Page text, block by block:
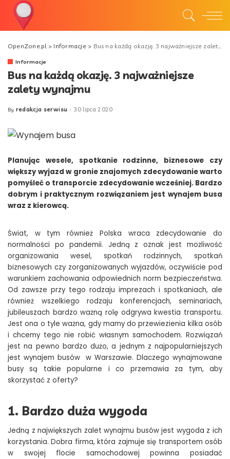
OpenZone.pl> Informacje> Bus na każdą okazję. 3 najważniejsze zalety wynajmu
Informacje
Bus na każdą okazję. 3 najważniejsze
zalety wynajmu
Posted
By redakcja serwisu 30 lipca 2020
Planując wesele, spotkanie rodzinne, biznesowe czy
większy wyjazd w gronie znajomych zdecydowanie warto
pomyśleć o transporcie zdecydowanie wcześniej. Bardzo
dobrym i praktycznym rozwiązaniem jest wynajem busa
wraz z kierowcą.
Świat, w tym również Polska wraca zdecydowanie do
normalności po pandemii. Jedną z oznak jest możliwość
organizowania wesel, spotkań rodzinnych, spotkań
biznesowych czy zorganizowanych wyjazdów, oczywiście pod
warunkiem zachowania odpowiednich norm bezpieczeństwa.
Od zawsze przy tego rodzaju imprezach i spotkaniach, ale
również wszelkiego rodzaju konferencjach, seminariach,
jubileuszach bardzo ważną rolę odgrywa kwestia transportu.
Jest ona o tyle ważna, gdy mamy do przewiezienia kilka osób
i chcemy tego nie robić własnym samochodem. Rozwiązań
jest na pewno bardzo dużo, a jednym z najpopularniejszych
jest wynajem busówwWarszawie. Dlaczego wynajmowane
busy są takie popularne i co przemawia za tym, aby
skorzystać z oferty?
1. Bardzo duża wygoda
Jedną z największych zalet wynajmu busów jest wygoda z ich
korzystania. Dobra firma, która zajmuje się transportem osób
w swojej flocie samochodowej powinna posiadać